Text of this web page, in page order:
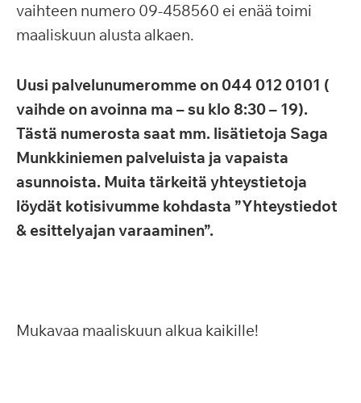
vaihteen numero 09-458560 ei enää toimi
maaliskuun alusta alkaen.
Uusi palvelunumeromme on 044 012 0101 (
vaihde on avoinna ma – su klo 8:30 – 19).
Tästä numerosta saat mm. lisätietoja Saga
Munkkiniemen palveluista ja vapaista
asunnoista. Muita tärkeitä yhteystietoja
löydät kotisivumme kohdasta ”Yhteystiedot
& esittelyajan varaaminen”.
Mukavaa maaliskuun alkua kaikille!